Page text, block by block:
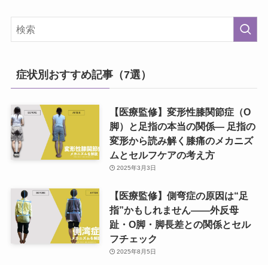
症状別おすすめ記事（7選）
【医療監修】変形性膝関節症（O
脚）と足指の本当の関係― 足指の
変形から読み解く膝痛のメカニズ
ムとセルフケアの考え方
2025年3月3日
【医療監修】側弯症の原因は“足
指”かもしれません——外反母
趾・O脚・脚長差との関係とセル
フチェック
2025年8月5日